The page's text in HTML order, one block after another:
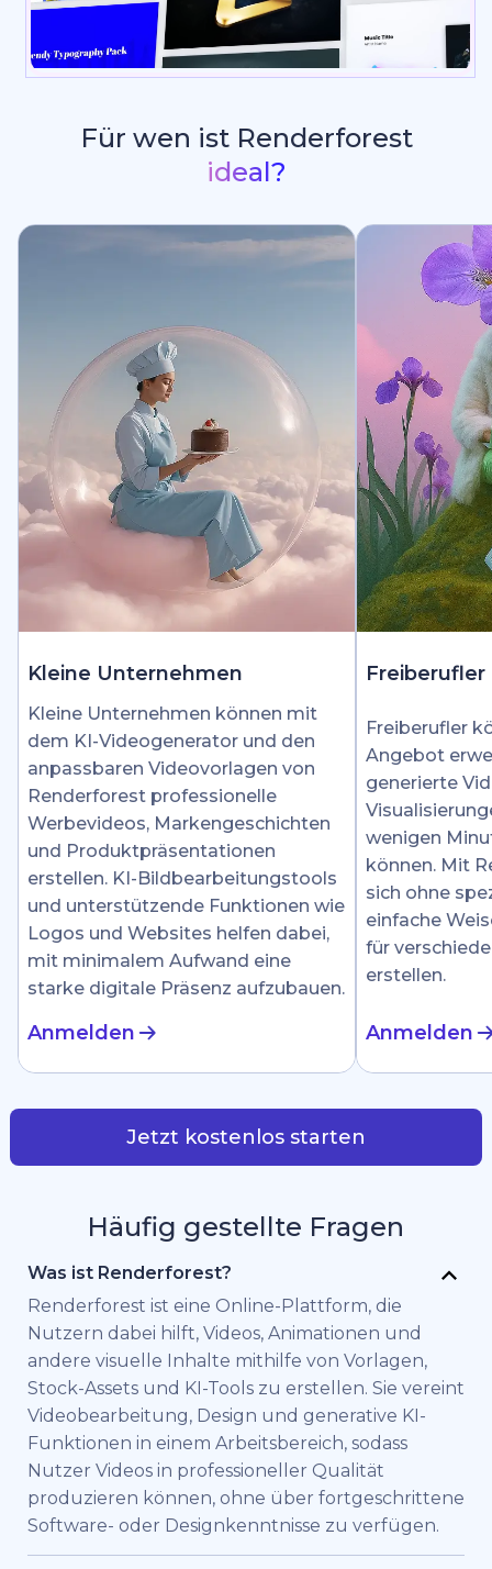
Für wen ist Renderforest
ideal?
Kleine Unternehmen
Kleine Unternehmen können mit
dem KI-Videogenerator und den
anpassbaren Videovorlagen von
Renderforest professionelle
Werbevideos, Markengeschichten
und Produktpräsentationen
erstellen. KI-Bildbearbeitungstools
und unterstützende Funktionen wie
Logos und Websites helfen dabei,
mit minimalem Aufwand eine
starke digitale Präsenz aufzubauen.
Anmelden
Freiberufler
Freiberufler
Angebot
generierte
wenigen
können. Mit
sich ohne
einfache
für
erstellen.
Anmelden
Jetzt kostenlos starten
Häufig gestellte Fragen
Was ist Renderforest?
Renderforest ist eine Online-Plattform, die
Nutzern dabei hilft, Videos, Animationen und
andere visuelle Inhalte mithilfe von Vorlagen,
Stock-Assets und KI-Tools zu erstellen. Sie vereint
Videobearbeitung, Design und generative KI-
Funktionen in einem Arbeitsbereich, sodass
Nutzer Videos in professioneller Qualität
produzieren können, ohne über fortgeschrittene
Software- oder Designkenntnisse zu verfügen.